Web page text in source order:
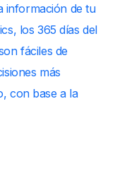
información de tu
los 365 días del
fáciles de
más
con base a la